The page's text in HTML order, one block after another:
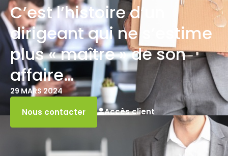
C’est l’histoire d’un
dirigeant qui ne s’estime
plus « maître » de son
affaire…
29 MARS 2024
Nous contacter Accès client